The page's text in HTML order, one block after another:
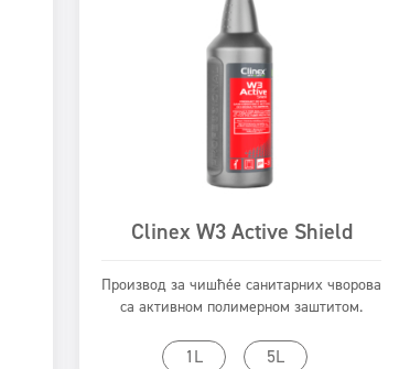
Clinex W3 Active Shield
Производ за чишћење санитарних чворова
са активном полимерном заштитом.
1L 5L
Prikaži proizvod